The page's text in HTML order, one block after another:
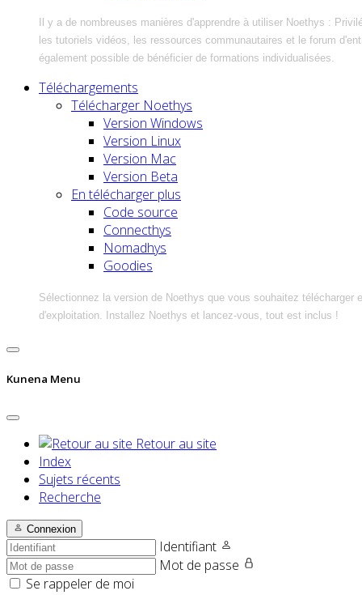
Il y a de nombreuses manières d'apprendre à utiliser Noethys :
les tutoriels vidéos, les ressources communautaires et le forum
également possible de bénéficier de formations individualisées.
Téléchargements
Télécharger Noethys
Version Windows
Version Linux
Version Mac
Version Beta
En télécharger plus
Code source
Connecthys
Nomadhys
Goodies
Sélectionnez la version de Noethys que vous souhaitez télécharger
d'exploitation. Installez Noethys et lancez-vous, tout est inclus !
Kunena Menu
Retour au site
Index
Sujets récents
Recherche
Connexion
Identifiant
Mot de passe
Se rappeler de moi